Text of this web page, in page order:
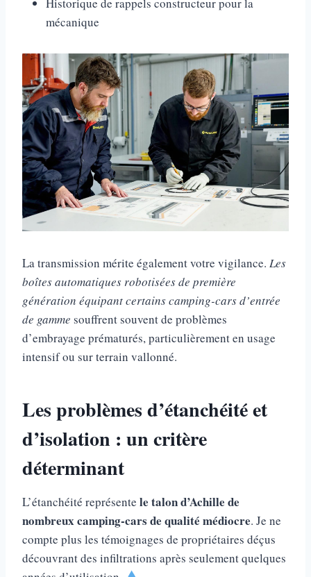
mécanique
La transmission mérite également votre vigilance. Les
boîtes automatiques robotisées de première
génération équipant certains camping-cars d’entrée
de gamme souffrent souvent de problèmes
d’embrayage prématurés, particulièrement en usage
intensif ou sur terrain vallonné.
Les problèmes d’étanchéité et
d’isolation : un critère
déterminant
L’étanchéité représente le talon d’Achille de
nombreux camping-cars de qualité médiocre. Je ne
compte plus les témoignages de propriétaires déçus
découvrant des infiltrations après seulement quelques